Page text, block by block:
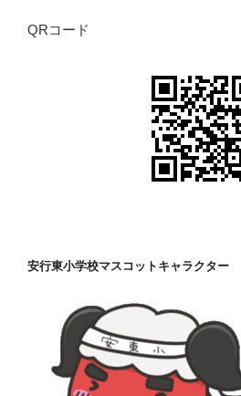
QRコード
安行東小学校マスコットキャラクター